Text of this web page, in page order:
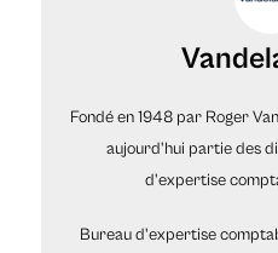
Fondé en 1948 par Roger
aujourd'hui partie des
d'expertise
Bureau d'expertise